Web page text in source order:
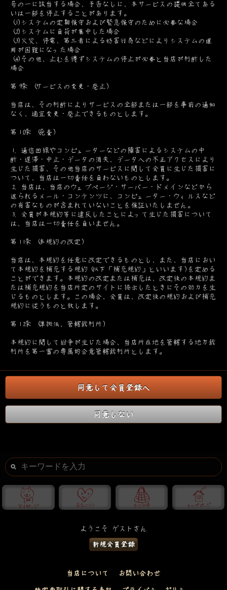
号の一に該当する場合、予告なしに、本サービスの提供全てある
いは一部を停止することがあります。
(1)システムの定期保守および緊急保守のために必要な場合
(2)システムに負荷が集中した場合
(3)火災、停電、第三者による妨害行為などによりシステムの運
用が困難になった場合
(4)その他、止むを得ずシステムの停止が必要と当店が判断した
場合
第9条 (サービスの変更・廃止)
当店は、その判断によりサービスの全部または一部を事前の通知
なく、適宜変更・廃止できるものとします。
第10条 (免責)
1. 通信回線やコンピューターなどの障害によるシステムの中
断・遅滞・中止・データの消失、データへの不正アクセスにより
生じた損害、その他当店のサービスに関して会員に生じた損害に
ついて、当店は一切責任を負わないものとします。
2. 当店は、当店のウェブページ・サーバー・ドメインなどから
送られるメール・コンテンツに、コンピューター・ウィルスなど
の有害なものが含まれていないことを保証いたしません。
3. 会員が本規約等に違反したことによって生じた損害について
は、当店は一切責任を負いません。
第11条 (本規約の改定)
当店は、本規約を任意に改定できるものとし、また、当店におい
て本規約を補充する規約(以下「補充規約」といいます)を定める
ことができます。本規約の改定または補充は、改定後の本規約ま
たは補充規約を当店所定のサイトに掲示したときにその効力を生
じるものとします。この場合、会員は、改定後の規約および補充
規約に従うものと致します。
第12条 (準拠法、管轄裁判所)
本規約に関して紛争が生じた場合、当店所在地を管轄する地方裁
判所を第一審の専属的合意管轄裁判所とします。
同意して会員登録へ
同意しない
ようこそ ゲストさん
新規会員登録
当店について お問い合わせ